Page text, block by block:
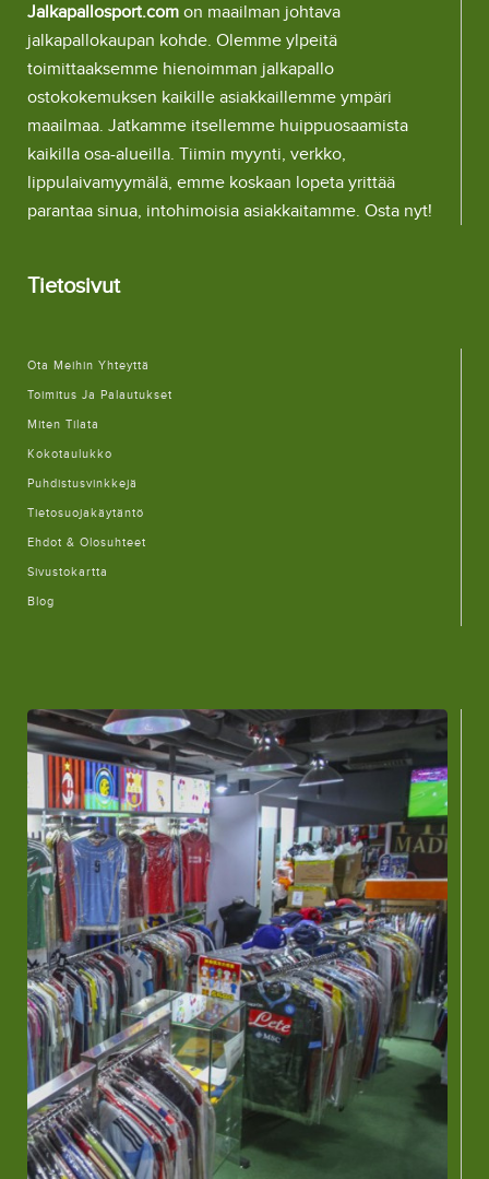
Jalkapallosport.com on maailman johtava
jalkapallokaupan kohde. Olemme ylpeitä
toimittaaksemme hienoimman jalkapallo
ostokokemuksen kaikille asiakkaillemme ympäri
maailmaa. Jatkamme itsellemme huippuosaamista
kaikilla osa-alueilla. Tiimin myynti, verkko,
lippulaivamyymälä, emme koskaan lopeta yrittää
parantaa sinua, intohimoisia asiakkaitamme. Osta nyt!
Tietosivut
Ota Meihin Yhteyttä
Toimitus Ja Palautukset
Miten Tilata
Kokotaulukko
Puhdistusvinkkejä
Tietosuojakäytäntö
Ehdot & Olosuhteet
Sivustokartta
Blog